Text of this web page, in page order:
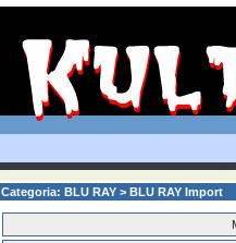
Categoria: BLU RAY > BLU RAY Import